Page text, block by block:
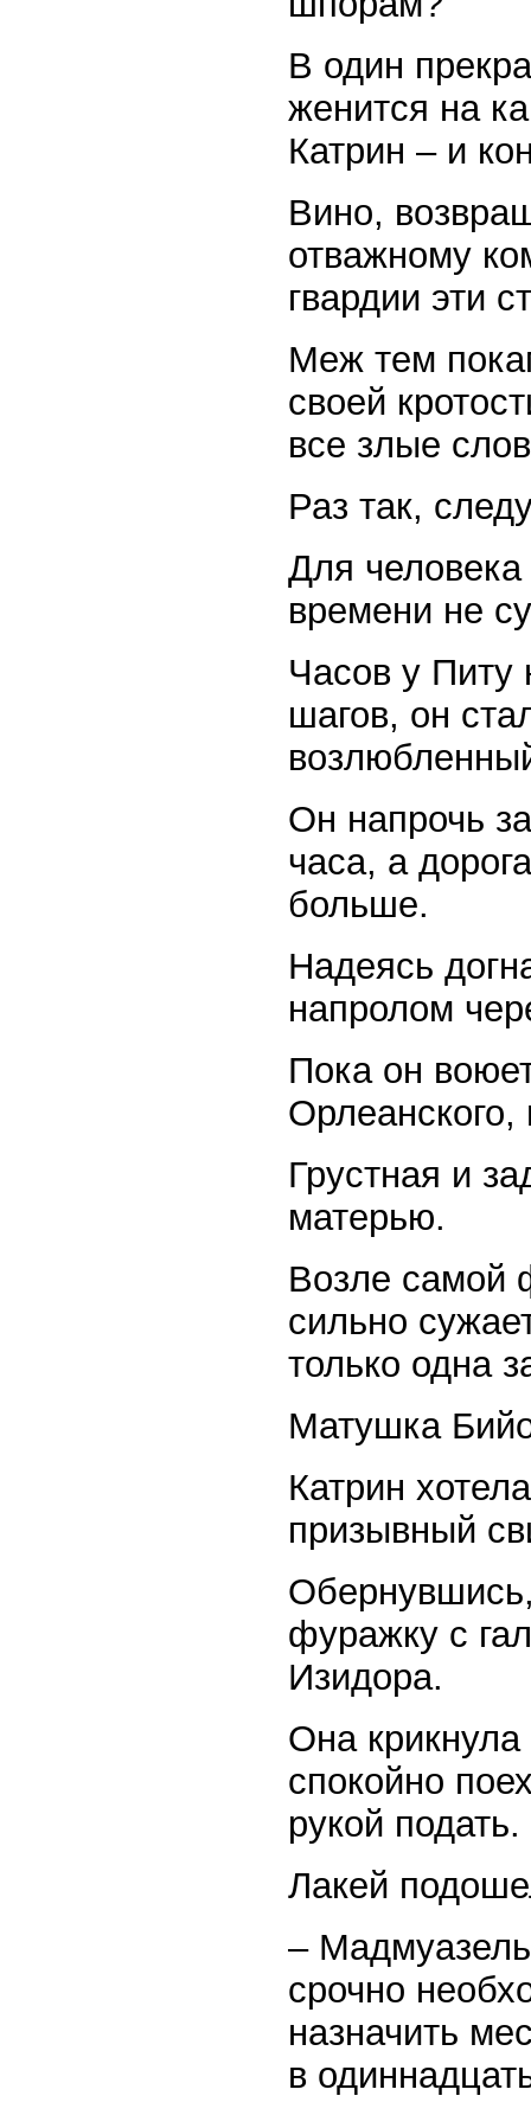
В один
женится на
Катрин – и
Вино,
отважному
гвардии эти
Меж тем
своей
все злые
Раз так,
Для
времени не
Часов у Питу
шагов, он
Он напрочь
часа, а
больше.
Надеясь
напролом
Пока он
Орлеанского,
Грустная и
матерью.
Возле самой
сильно
только одна
Матушка
Катрин
призывный
фуражку с
Изидора.
Она крикнула
спокойно
рукой подать.
Лакей
–
срочно
назначить
в